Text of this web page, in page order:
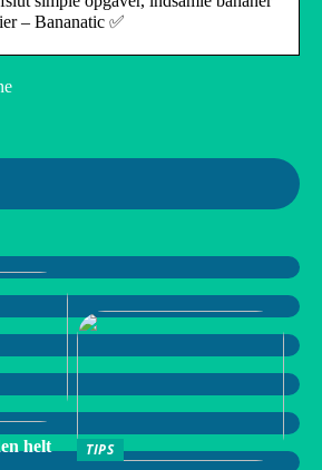
– Bananatic ✅
helt
TIPS